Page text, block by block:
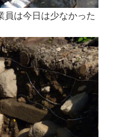
員は今日は少なかった